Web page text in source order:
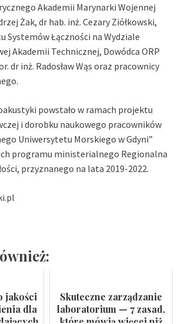
Akademii Marynarki Wojennej
Żak, dr hab. inż. Cezary Ziółkowski,
Systemów Łączności na Wydziale
Akademii Technicznej, Dowódca ORP
dr inż. Radosław Wąs oraz pracownicy
powstało w ramach projektu
i dorobku naukowego pracowników
Uniwersytetu Morskiego w Gdyni”
programu ministerialnego Regionalna
przyznanego na lata 2019-2022.
jakości
dla
Skuteczne zarządzanie
laboratorium — 7 zasad,
które mówią więcej niż